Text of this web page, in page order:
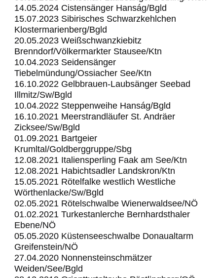
14.05.2024 Cistensänger Hanság/Bgld
15.07.2023 Sibirisches Schwarzkehlchen
Klostermarienberg/Bgld
20.05.2023 Weißschwanzkiebitz
Brenndorf/Völkermarkter Stausee/Ktn
10.04.2023 Seidensänger
Tiebelmündung/Ossiacher See/Ktn
16.10.2022 Gelbbrauen-Laubsänger Seebad
Illmitz/Sw/Bgld
10.04.2022 Steppenweihe Hanság/Bgld
16.10.2021 Meerstrandläufer St. Andräer
Zicksee/Sw/Bgld
01.09.2021 Bartgeier
Krumltal/Goldberggruppe/Sbg
12.08.2021 Italiensperling Faak am See/Ktn
12.08.2021 Habichtsadler Landskron/Ktn
15.05.2021 Rötelfalke westlich Westliche
Wörthenlacke/Sw/Bgld
02.05.2021 Rötelschwalbe Wienerwaldsee/NÖ
01.02.2021 Turkestanlerche Bernhardsthaler
Ebene/NÖ
05.05.2020 Küstenseeschwalbe Donaualtarm
Greifenstein/NÖ
27.04.2020 Nonnensteinschmätzer
Weiden/See/Bgld